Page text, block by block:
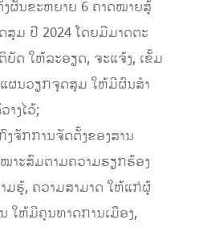
ຜັນຂະຫຍາຍ 6 ຄາດໝາຍສູ້
ສຸມ ປີ 2024 ໂດຍມີມາດຕະ
ດ ໃຫ້ລະອຽດ, ຈະແຈ້ງ, ເຂັ້ມ
ຜນວຽກຈຸດສຸມ ໃຫ້ມີຜົນສໍາ
າງໄວ້;
ຈັກການຈັດຕັ້ງຂອງສານ
າະສົມຕາມຄວາມຮຽກຮ້ອງ
ມຮູ້, ຄວາມສາມາດ ໃຫ້ແກ່ຜູ້
ໃຫ້ມີຄຸນທາດການເມືອງ,